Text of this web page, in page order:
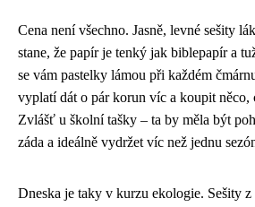
Cena není všechno. Jasně, levné sešity
stane, že papír je tenký jak biblepapír a
se vám pastelky lámou při každém
vyplatí dát o pár korun víc a koupit
Zvlášť u školní tašky – ta by měla být
záda a ideálně vydržet víc než jednu
Dneska je taky v kurzu ekologie. Sešity